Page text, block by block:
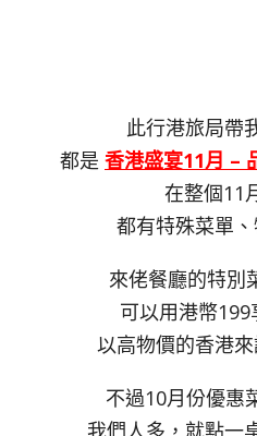
此行港旅局帶
都是 香港盛宴11月 –
在整個11
都有特殊菜單、
來佬餐廳的特
可以用港幣
以高物價的香港來
不過10月份優惠
我們人多，就點一